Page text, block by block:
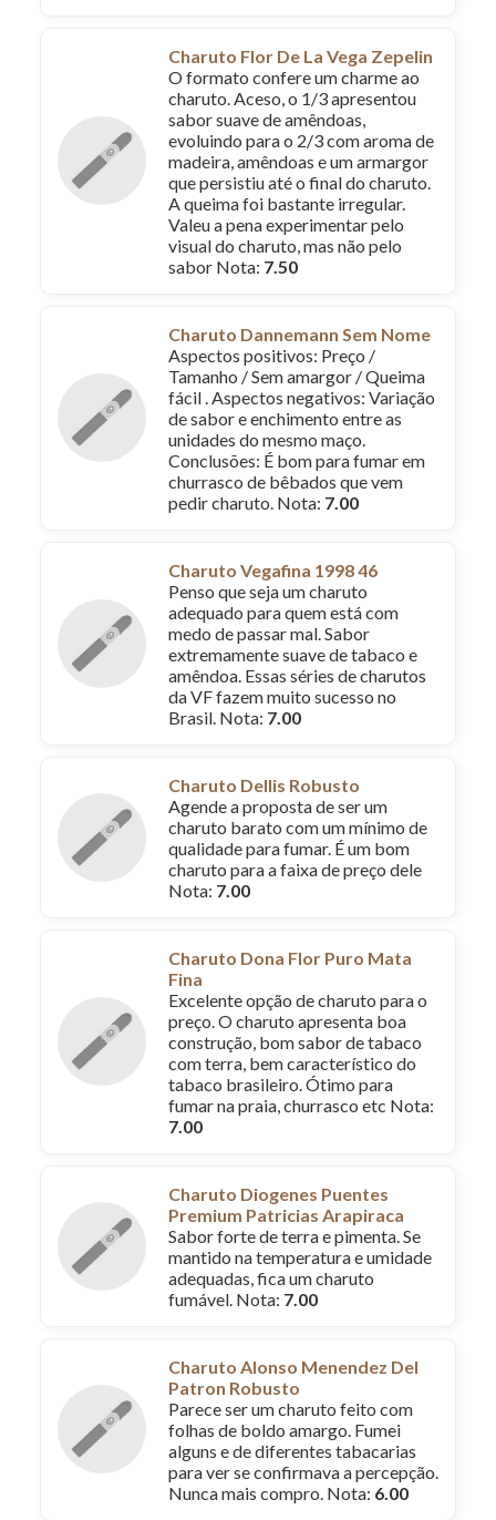
Charuto Flor De La Vega Zepelin
O formato confere um charme ao
charuto. Aceso, o 1/3 apresentou
sabor suave de amêndoas,
evoluindo para o 2/3 com aroma de
madeira, amêndoas e um armargor
que persistiu até o final do charuto.
A queima foi bastante irregular.
Valeu a pena experimentar pelo
visual do charuto, mas não pelo
sabor Nota: 7.50
Charuto Dannemann Sem Nome
Aspectos positivos: Preço /
Tamanho / Sem amargor / Queima
fácil . Aspectos negativos: Variação
de sabor e enchimento entre as
unidades do mesmo maço.
Conclusões: É bom para fumar em
churrasco de bêbados que vem
pedir charuto. Nota: 7.00
Charuto Vegafina 1998 46
Penso que seja um charuto
adequado para quem está com
medo de passar mal. Sabor
extremamente suave de tabaco e
amêndoa. Essas séries de charutos
da VF fazem muito sucesso no
Brasil. Nota: 7.00
Charuto Dellis Robusto
Agende a proposta de ser um
charuto barato com um mínimo de
qualidade para fumar. É um bom
charuto para a faixa de preço dele
Nota: 7.00
Charuto Dona Flor Puro Mata
Fina
Excelente opção de charuto para o
preço. O charuto apresenta boa
construção, bom sabor de tabaco
com terra, bem característico do
tabaco brasileiro. Ótimo para
fumar na praia, churrasco etc Nota:
7.00
Charuto Diogenes Puentes
Premium Patricias Arapiraca
Sabor forte de terra e pimenta. Se
mantido na temperatura e umidade
adequadas, fica um charuto
fumável. Nota: 7.00
Charuto Alonso Menendez Del
Patron Robusto
Parece ser um charuto feito com
folhas de boldo amargo. Fumei
alguns e de diferentes tabacarias
para ver se confirmava a percepção.
Nunca mais compro. Nota: 6.00